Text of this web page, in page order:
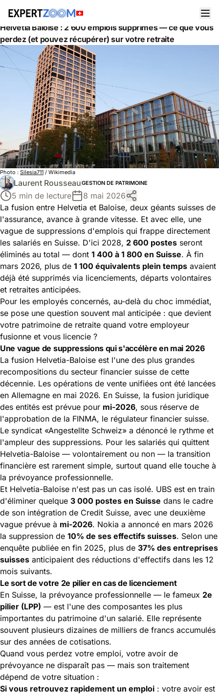
Actualités
Gestion de Patrimoine
Helvetia Baloise : 2 600 emplois supprimés — ce que vous
perdez (et pouvez récupérer) sur votre retraite
Photo : Silesia711 / Wikimedia
Laurent RousseauGESTION DE PATRIMOINE
5 min de lecture
8 mai 2026
La fusion entre Helvetia et Baloise, deux géants suisses de
l'assurance, avance à grande vitesse. Et avec elle, une
vague de suppressions d'emplois qui frappe directement
les salariés en Suisse. D'ici 2028, 2 600 postes seront
éliminés au total — dont 1 400 à 1 800 en Suisse. À fin
mars 2026, plus de 1 100 équivalents plein temps avaient
déjà été supprimés via licenciements, départs volontaires
et retraites anticipées.
Pour les employés concernés, au-delà du choc immédiat,
se pose une question souvent mal anticipée : que devient
votre patrimoine de retraite quand votre employeur
fusionne et vous licencie ?
Une vague de suppressions qui s'accélère en mai 2026
La fusion Helvetia-Baloise est l'une des plus grandes
recompositions du secteur financier suisse de cette
décennie. Les opérations de vente unifiées ont été lancées
en Allemagne en mai 2026. En Suisse, la fusion juridique
des entités est prévue pour mi-2026, sous réserve de
l'approbation de la FINMA, le régulateur financier suisse.
Le syndicat «Angestellte Schweiz» a dénoncé le rythme et
l'ampleur des suppressions. Pour les salariés qui quittent
Helvetia-Baloise — volontairement ou non — la transition
financière est rarement simple, surtout quand elle touche à
la prévoyance professionnelle.
Et Helvetia-Baloise n'est pas un cas isolé. UBS est en train
d'éliminer quelque 3 000 postes en Suisse dans le cadre
de son intégration de Credit Suisse, avec une deuxième
vague prévue à mi-2026. Nokia a annoncé en mars 2026
la suppression de 10% de ses effectifs suisses. Selon une
enquête publiée en fin 2025, plus de 37% des entreprises
suisses anticipaient des réductions d'effectifs dans les 12
mois suivants.
Le sort de votre 2e pilier en cas de licenciement
En Suisse, la prévoyance professionnelle — le fameux 2e
pilier (LPP) — est l'une des composantes les plus
importantes du patrimoine d'un salarié. Elle représente
souvent plusieurs dizaines de milliers de francs accumulés
sur des années de cotisations.
Quand vous perdez votre emploi, votre avoir de
prévoyance ne disparaît pas — mais son traitement
dépend de votre situation :
Si vous retrouvez rapidement un emploi : votre avoir est